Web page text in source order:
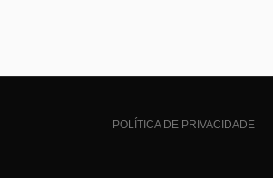
POLÍTICA DE PRIVACIDADE